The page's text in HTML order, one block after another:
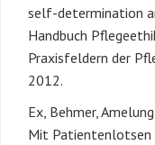
self-determination
Handbuch
Praxisfeldern der
2012.
Ex, Behmer,
Mit Patientenlotsen